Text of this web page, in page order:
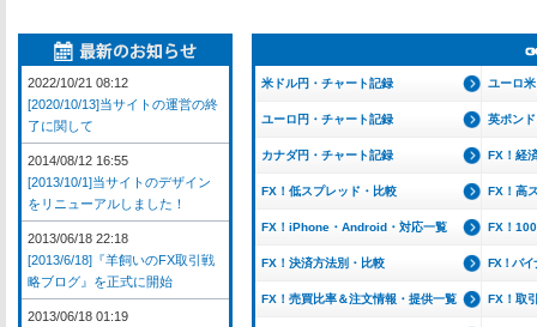
米ドル円・チャート記録 ユーロ
ユーロ円・チャート記録 英ポン
カナダ円・チャート記録 FX！経
FX！低スプレッド・比較 FX！高
FX！iPhone・Android・対応一覧 FX！
FX！決済方法別・比較 FX！バイ
FX！売買比率＆注文情報・提供一覧 FX！取
2022/10/21 08:12
[2020/10/13]当サイトの運営の終
了に関して
2014/08/12 16:55
[2013/10/1]当サイトのデザイン
をリニューアルしました！
2013/06/18 22:18
[2013/6/18]『羊飼いのFX取引戦
略ブログ』を正式に開始
2013/06/18 01:19